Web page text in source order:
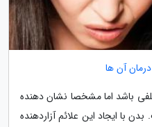
باشد اما مشخصا نشان دهنده
با ایجاد این علائم آزاردهنده